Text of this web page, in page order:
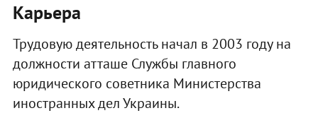
Карьера
Трудовую деятельность начал в 2003 году на
должности атташе Службы главного
юридического советника Министерства
иностранных дел Украины.